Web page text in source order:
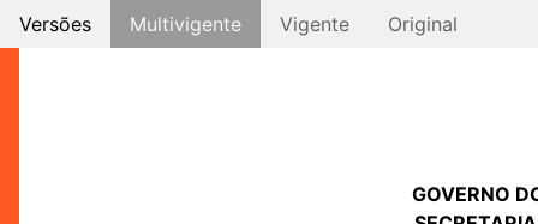
Versões Multivigente Vigente Original
GOVERNO